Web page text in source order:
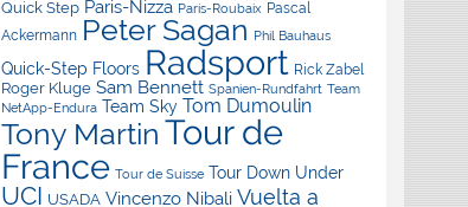
Quick Step Paris-Nizza Paris-Roubaix Pascal
Ackermann Peter Sagan Phil Bauhaus
Quick-Step Floors Radsport Rick Zabel
Roger Kluge Sam Bennett Spanien-Rundfahrt Team
NetApp-Endura Team Sky Tom Dumoulin
Tony Martin Tour de
France Tour de Suisse Tour Down Under
UCI USADA Vincenzo Nibali Vuelta a